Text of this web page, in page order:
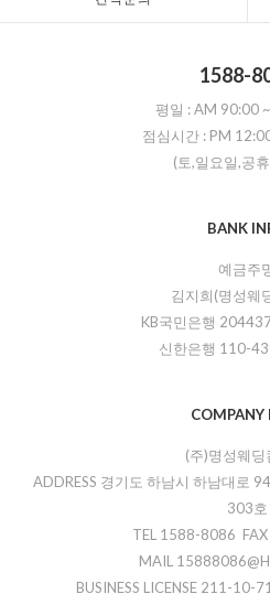
1588-
평일 :AM 90:00 ~
점심시간 : PM
(토,일요일,공
BANK
예금주
김지희(명성웨
KB국민은행
신한은행 110-
COMPANY
(주)명성웨딩
ADDRESS 경기도 하남시 하남대로
303호
TEL 1588-8086
MAIL
BUSINESS LICENSE 211-10-